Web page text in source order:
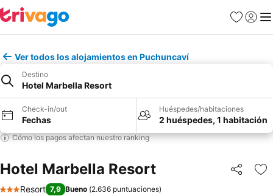
Favoritos
Iniciar
Ver todos los alojamientos en Puchuncaví
Destino
Hotel Marbella Resort
Check-in/out
Fechas
Huéspedes/habitaciones
2 huéspedes, 1 habitación
Cómo los pagos afectan nuestro ranking
Hotel Marbella Resort Compartir
Resort 7,9 Bueno (2.636 puntuaciones)